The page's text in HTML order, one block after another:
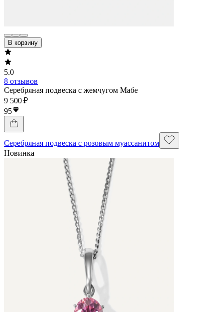
В корзину
5.0
8 отзывов
Серебряная подвеска с жемчугом Мабе
9 500 ₽
95
Серебряная подвеска с розовым муассанитом
Новинка